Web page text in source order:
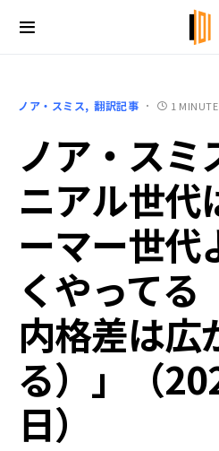
ノア・スミス 翻訳記事 1
ノア・スミ
ニアル世代
ーマー世代
くやってる
内格差は広
る）」（
日）